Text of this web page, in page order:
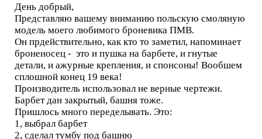
День добрый,
Представляю вашему вниманию польскую смоляную
модель моего любимого броневика ПМВ.
Он прдействительно, как кто то заметил, напоминает
броненосец - это и пушка на барбете, и гнутые
детали, и ажурные крепления, и спонсоны! Вообшем
сплошной конец 19 века!
Производитель использовал не верные чертежи.
Барбет дан закрытый, башня тоже.
Пришлось много переделывать. Это:
1, выбрал барбет
2, сделал тумбу под башню